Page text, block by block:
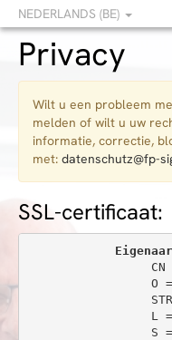
NEDERLANDS (BE)
Privacy
Wilt u een probleem
melden of wilt u uw
informatie, correctie,
met: datenschutz@fp-
SSL-certificaat:
Eigenaar
CN
O
L
S